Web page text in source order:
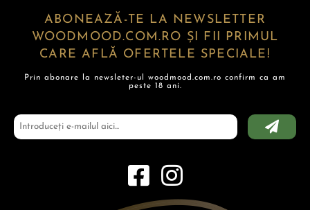
ABONEAZĂ-TE LA NEWSLETTER
WOODMOOD.COM.RO ȘI FII PRIMUL
CARE AFLĂ OFERTELE SPECIALE!
Prin abonare la newsleter-ul woodmood.com.ro confirm ca am
peste 18 ani.